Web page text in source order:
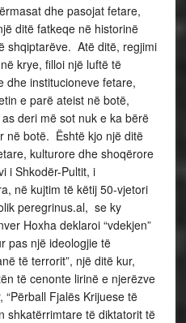
dhe pasojat fetare,
ditë fatkeqe në historinë
shqiptarëve. Atë ditë, regjimi
krye, filloi një luftë të
dhe institucioneve fetare,
e parë ateist në botë,
deri më sot nuk e ka bërë
në botë. Është kjo një ditë
kulturore dhe shoqërore
i Shkodër-Pultit, i
në kujtim të këtij 50-vjetori
peregrinus.al, se ky
Hoxha deklaroi “vdekjen”
pas një ideologjie të
të terrorit”, një ditë kur,
të cenonte lirinë e njerëzve
Fjalës Krijuese të
shkatërrimtare të diktatorit të